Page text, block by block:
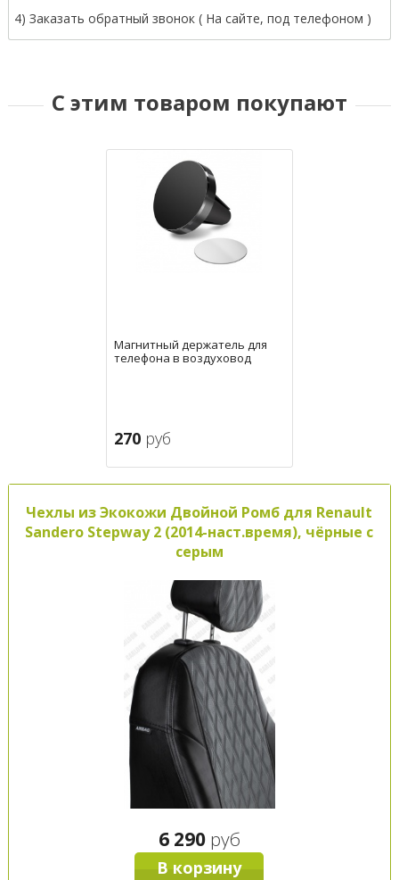
4) Заказать обратный звонок ( На сайте, под телефоном )
С этим товаром покупают
Магнитный держатель для
телефона в воздуховод
270 руб
Чехлы из Экокожи Двойной Ромб для Renault
Sandero Stepway 2 (2014-наст.время), чёрные с
серым
6 290 руб
В корзину